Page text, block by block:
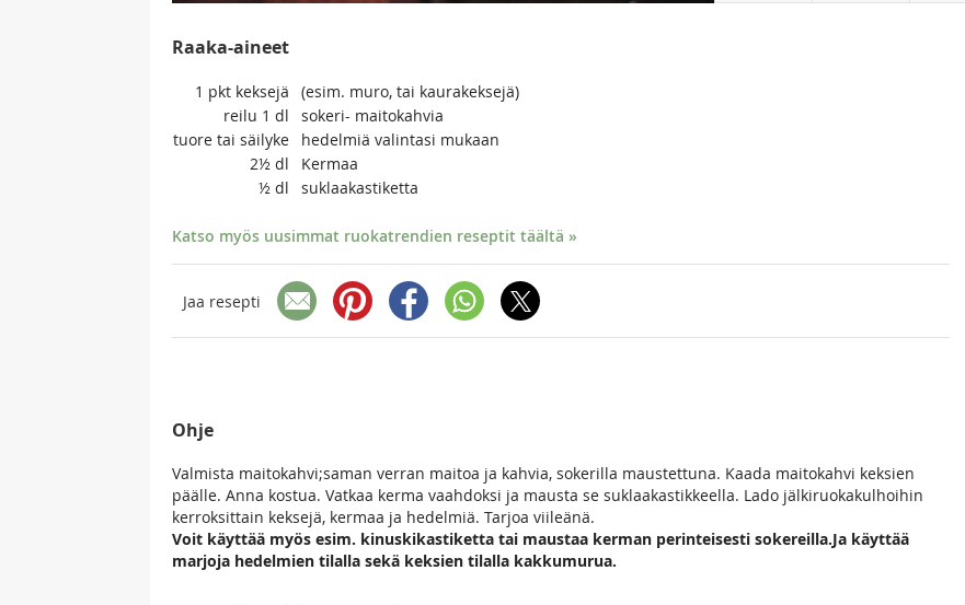
Raaka-aineet
1 pkt keksejä
(esim. muro, tai kaurakeksejä)
reilu 1 dl
sokeri- maitokahvia
tuore tai säilyke
hedelmiä valintasi mukaan
2½ dl
Kermaa
½ dl suklaakastiketta
Katso myös uusimmat ruokatrendien reseptit täältä »
Jaa resepti
Ohje
Valmista maitokahvi;saman verran maitoa ja kahvia, sokerilla maustettuna. Kaada maitokahvi keksien
päälle. Anna kostua. Vatkaa kerma vaahdoksi ja mausta se suklaakastikkeella. Lado jälkiruokakulhoihin
kerroksittain keksejä, kermaa ja hedelmiä. Tarjoa viileänä.
Voit käyttää myös esim. kinuskikastiketta tai maustaa kerman perinteisesti sokereilla.Ja käyttää
marjoja hedelmien tilalla sekä keksien tilalla kakkumurua.